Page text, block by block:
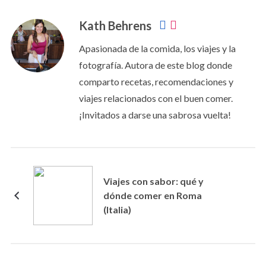
Kath Behrens
Apasionada de la comida, los viajes y la
fotografía. Autora de este blog donde
comparto recetas, recomendaciones y
viajes relacionados con el buen comer.
¡Invitados a darse una sabrosa vuelta!
Viajes con sabor: qué y
dónde comer en Roma
(Italia)